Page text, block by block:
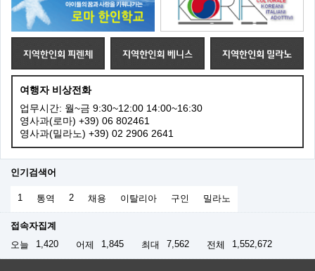
여행자 비상전화
업무시간: 월~금 9:30~12:00 14:00~16:30
영사과(로마) +39) 06 802461
영사과(밀라노) +39) 02 2906 2641
인기검색어
1 통역 2 채용 이탈리아 구인 밀라노
접속자집계
오늘 1,420 어제 1,845 최대 7,562 전체 1,552,672